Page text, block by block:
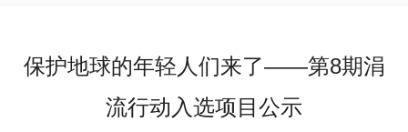
保护地球的年轻人们来了——第8期涓
流行动入选项目公示